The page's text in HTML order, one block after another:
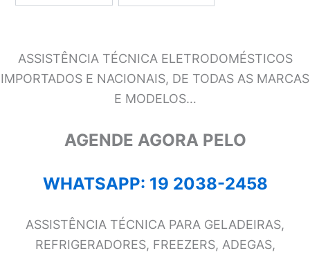
ASSISTÊNCIA TÉCNICA ELETRODOMÉSTICOS
IMPORTADOS E NACIONAIS, DE TODAS AS MARCAS
E MODELOS…
AGENDE AGORA PELO
WHATSAPP: 19 2038-2458
ASSISTÊNCIA TÉCNICA PARA GELADEIRAS,
REFRIGERADORES, FREEZERS, ADEGAS,